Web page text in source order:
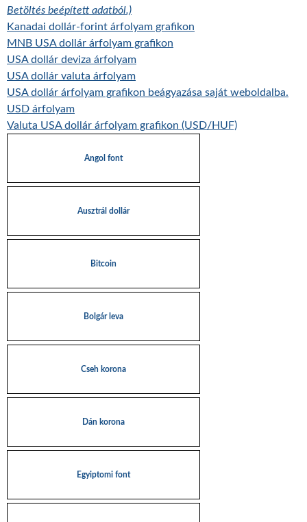
Betöltés beépített adatból.)
Kanadai dollár-forint árfolyam grafikon
MNB USA dollár árfolyam grafikon
USA dollár deviza árfolyam
USA dollár valuta árfolyam
USA dollár árfolyam grafikon beágyazása saját weboldalba.
USD árfolyam
Valuta USA dollár árfolyam grafikon (USD/HUF)
Angol font
Ausztrál dollár
Bitcoin
Bolgár leva
Cseh korona
Dán korona
Egyiptomi font